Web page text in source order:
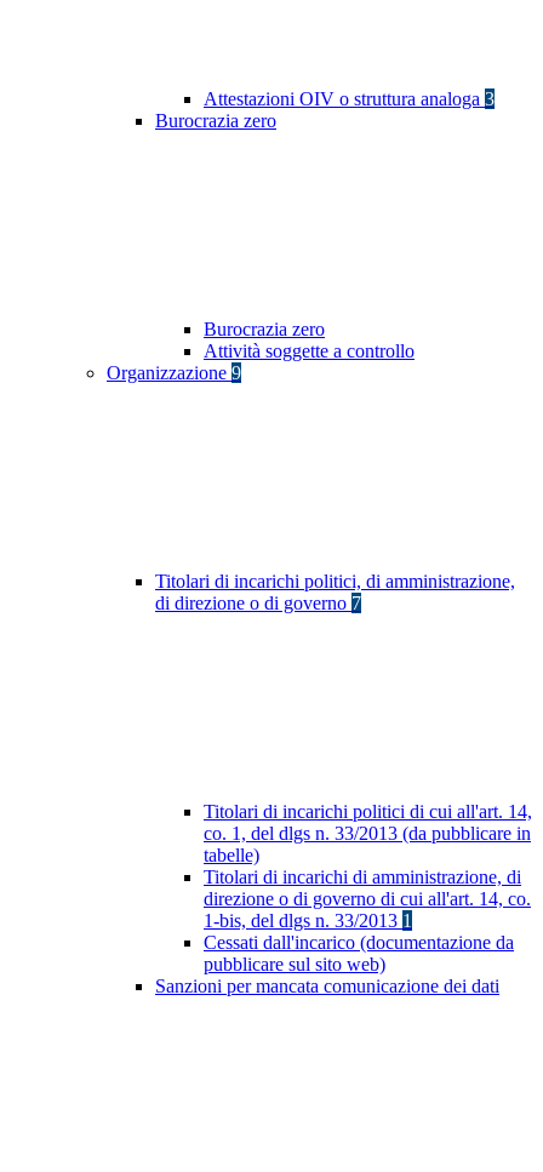
Attestazioni OIV o struttura analoga 3
Burocrazia zero
Burocrazia zero
Attività soggette a controllo
Organizzazione 9
Titolari di incarichi politici, di amministrazione,
di direzione o di governo 7
Titolari di incarichi politici di cui all'art. 14,
co. 1, del dlgs n. 33/2013 (da pubblicare in
tabelle)
Titolari di incarichi di amministrazione, di
direzione o di governo di cui all'art. 14, co.
1-bis, del dlgs n. 33/2013 1
Cessati dall'incarico (documentazione da
pubblicare sul sito web)
Sanzioni per mancata comunicazione dei dati